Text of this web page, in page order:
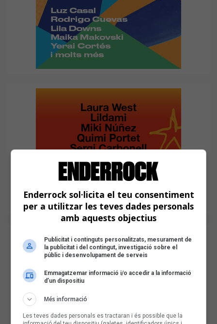
Enderrock sol·licita el teu consentiment
per a utilitzar les teves dades personals
amb aquests objectius
Publicitat i continguts personalitzats, mesurament de
la publicitat i del contingut, investigació sobre el
públic i desenvolupament de serveis
Emmagatzemar informació i/o accedir a la informació
d’un dispositiu
Més informació
Les teves dades personals es tractaran i és possible que la